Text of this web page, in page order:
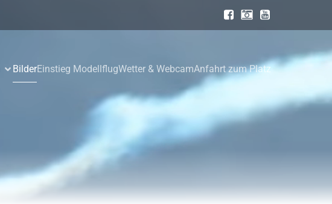
BilderEinstieg ModellflugWetter & WebcamAnfahrt zum Platz